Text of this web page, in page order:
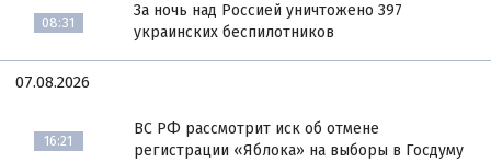
08:31
За ночь над Россией уничтожено 397
украинских беспилотников
07.08.2026
16:21
ВС РФ рассмотрит иск об отмене
регистрации «Яблока» на выборы в Госдуму